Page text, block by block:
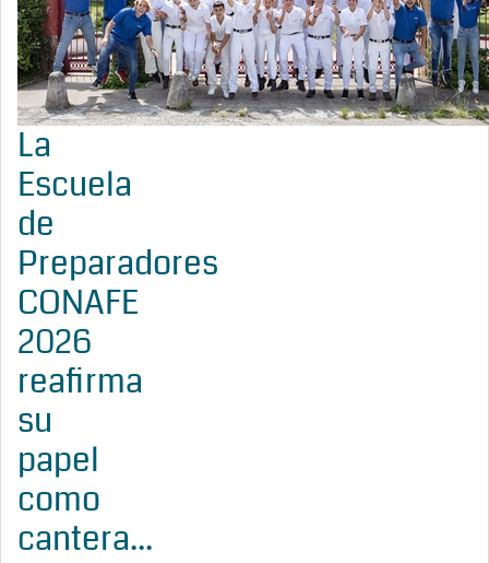
La
Escuela
de
Preparadores
CONAFE
2026
reafirma
su
papel
como
cantera...